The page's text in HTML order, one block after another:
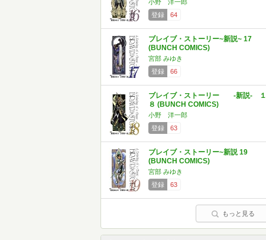
小野 洋一郎
登録
64
ブレイブ・ストーリー~新説~ 17
(BUNCH COMICS)
宮部 みゆき
登録
66
ブレイブ・ストーリー ‐新説‐ １
８ (BUNCH COMICS)
小野 洋一郎
登録
63
ブレイブ・ストーリー~新説 19
(BUNCH COMICS)
宮部 みゆき
登録
63
もっと見る